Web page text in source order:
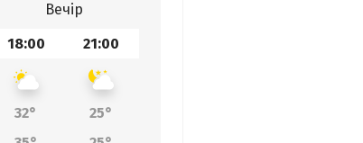
Вечір
18:00 21:00
32°
25°